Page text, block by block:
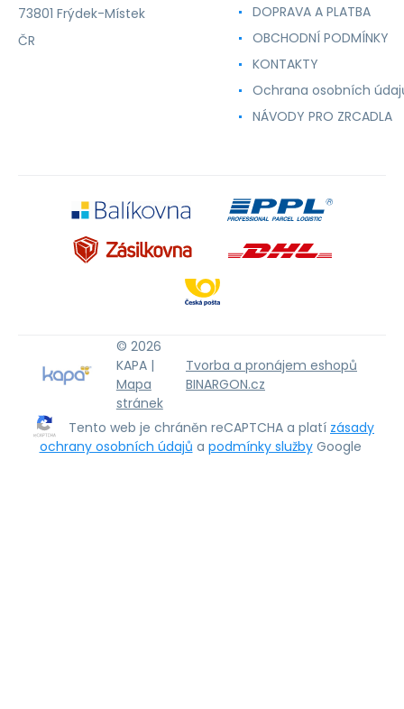
73801 Frýdek-Místek
ČR
DOPRAVA A PLATBA
OBCHODNÍ PODMÍNKY
KONTAKTY
Ochrana osobních
NÁVODY PRO ZRCADLA
© 2026
KAPA |
Mapa
stránek
Tvorba a pronájem eshopů
BINARGON.cz
Tento web je chráněn reCAPTCHA a platí zásady
ochrany osobních údajů a podmínky služby Google